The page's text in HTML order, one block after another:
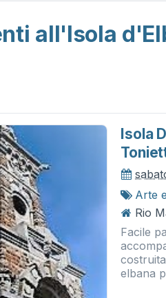
all'Isola
Isola
Arte
Rio
Facile
elbana